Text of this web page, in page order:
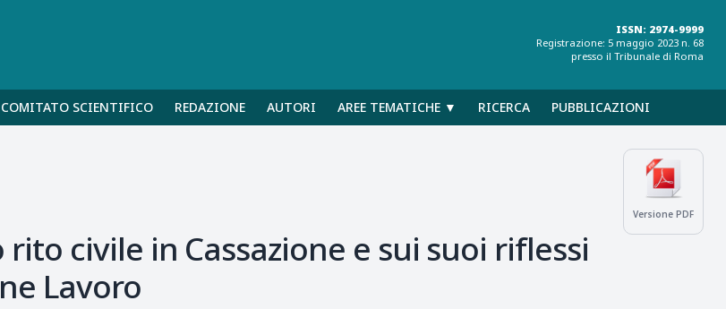
ISSN: 2974-9999
Registrazione: 5 maggio 2023 n. 68
presso il Tribunale di Roma
COMITATO SCIENTIFICO REDAZIONE AUTORI AREE TEMATICHE ▼ RICERCA PUBBLICAZIONI
Versione PDF
civile in Cassazione e sui suoi riflessi
Lavoro